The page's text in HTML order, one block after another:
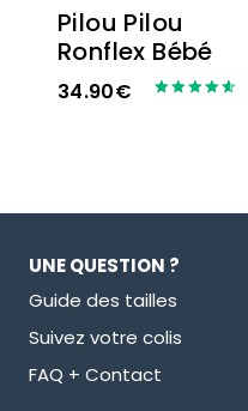
Pilou Pilou
Ronflex Bébé
34.90€
UNE QUESTION ?
Guide des tailles
Suivez votre colis
FAQ + Contact